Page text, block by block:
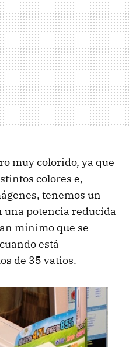
muy colorido, ya que
colores e,
tenemos un
una potencia reducida
mínimo que se
está
de 35 vatios.